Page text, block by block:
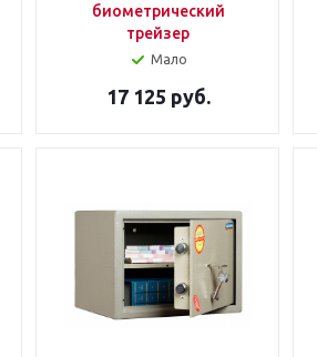
биометрический
трейзер
Мало
17 125 руб.